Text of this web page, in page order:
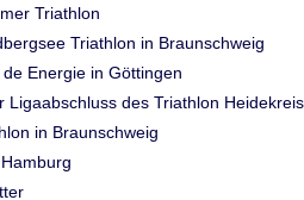
Triathlon
Triathlon in Braunschweig
Energie in Göttingen
Ligaabschluss des Triathlon Heidekreis
in Braunschweig